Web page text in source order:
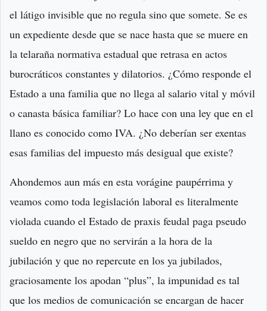
el látigo invisible que no regula sino que somete. Se es
un expediente desde que se nace hasta que se muere en
la telaraña normativa estadual que retrasa en actos
burocráticos constantes y dilatorios. ¿Cómo responde el
Estado a una familia que no llega al salario vital y móvil
o canasta básica familiar? Lo hace con una ley que en el
llano es conocido como IVA. ¿No deberían ser exentas
esas familias del impuesto más desigual que existe?
Ahondemos aun más en esta vorágine paupérrima y
veamos como toda legislación laboral es literalmente
violada cuando el Estado de praxis feudal paga pseudo
sueldo en negro que no servirán a la hora de la
jubilación y que no repercute en los ya jubilados,
graciosamente los apodan “plus”, la impunidad es tal
que los medios de comunicación se encargan de hacer